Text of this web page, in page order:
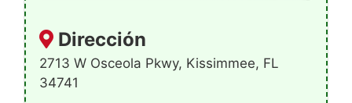
Dirección
2713 W Osceola Pkwy, Kissimmee, FL
34741